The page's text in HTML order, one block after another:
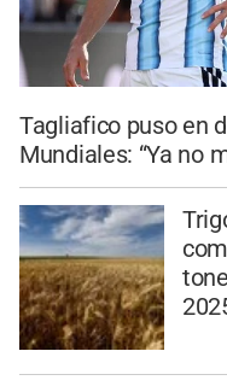
Tagliafico puso en
Mundiales: “Ya no